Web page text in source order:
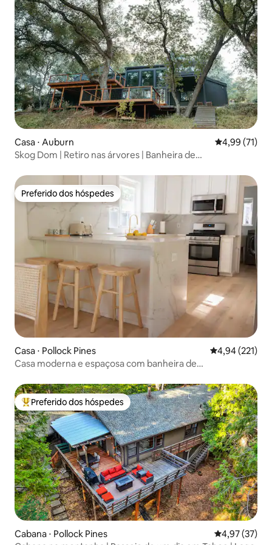
Casa ⋅ Auburn 4,99 de uma
4,99 (71)
Skog Dom | Retiro nas árvores | Banheira de
Preferido dos hóspedes
Preferido dos hóspedes
Casa ⋅ Pollock Pines 4,94 de uma
4,94 (221)
Casa moderna e espaçosa com banheira de
Entre os melhores preferidos dos hóspedes
Preferido dos hóspedes
Cabana ⋅ Pollock Pines 4,97 de uma
4,97 (37)